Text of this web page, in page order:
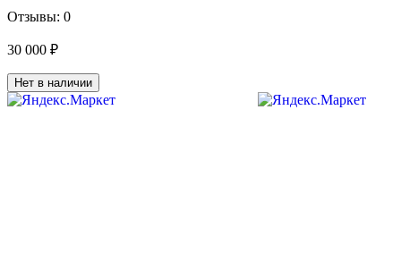
Отзывы: 0
30 000 ₽
Нет в наличии